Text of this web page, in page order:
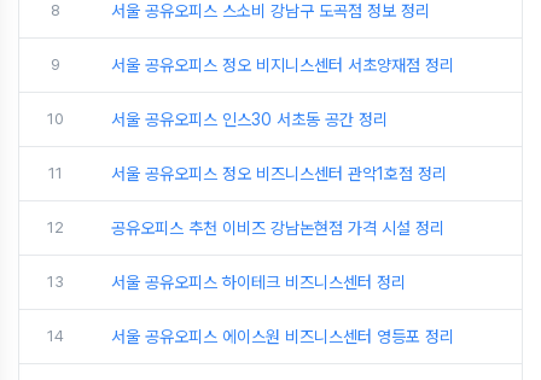
8 서울 공유오피스 스소비 강남구 도곡점 정보 정리
9 서울 공유오피스 정오 비지니스센터 서초양재점 정리
10 서울 공유오피스 인스30 서초동 공간 정리
11 서울 공유오피스 정오 비즈니스센터 관악1호점 정리
12 공유오피스 추천 이비즈 강남논현점 가격 시설 정리
13 서울 공유오피스 하이테크 비즈니스센터 정리
14 서울 공유오피스 에이스원 비즈니스센터 영등포 정리